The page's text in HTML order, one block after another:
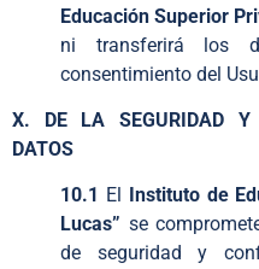
Educación Superior
ni transferirá los
consentimiento del
X. DE LA SEGURIDAD Y
DATOS
10.1 El
Instituto de
Lucas” se
de seguridad y